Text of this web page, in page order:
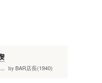
by BAR店長(1940)